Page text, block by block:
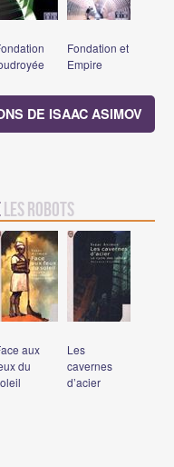
Fondation et
Empire
DE ISAAC ASIMOV
Les Robots
aux
du
Les
cavernes
d’acier